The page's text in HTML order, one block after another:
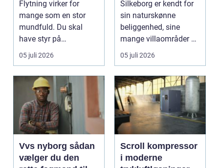
Flytning virker for
mange som en stor
mundfuld. Du skal
have styr på
nedpakning, tunge
l&oslas...
05 juli 2026
priser
Silkeborg er kendt for
sin naturskønne
beliggenhed, sine
mange villaområder og
en bland...
05 juli 2026
Vvs nyborg sådan
vælger du den
Scroll kompressor
i moderne